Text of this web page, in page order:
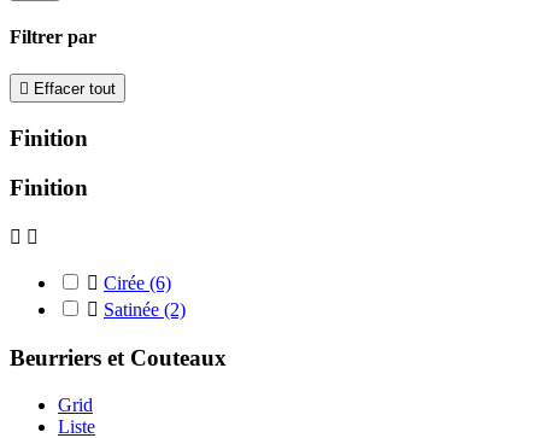
Filtrer par
 Effacer tout
Finition
Finition
 
 Cirée (6)
 Satinée (2)
Beurriers et Couteaux
Grid
Liste